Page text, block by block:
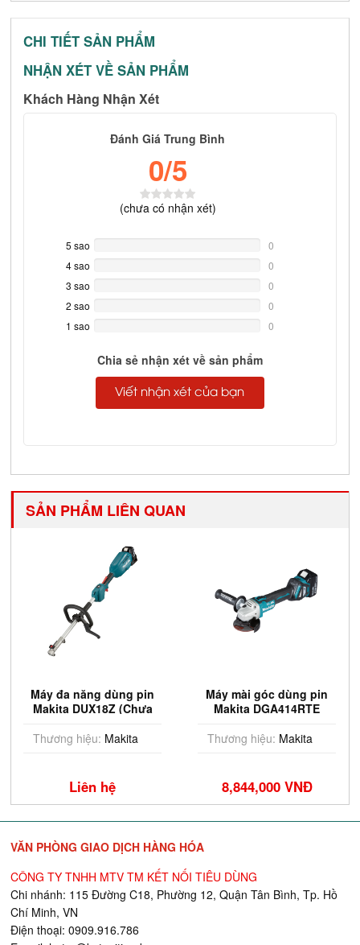
CHI TIẾT SẢN PHẨM
NHẬN XÉT VỀ SẢN PHẨM
Khách Hàng Nhận Xét
Đánh Giá Trung Bình
0/5
(chưa có nhận xét)
5 sao
Complete
0
4 sao
Complete
0
3 sao
Complete
0
2 sao
Complete
0
1 sao
0
Chia sẻ nhận xét về sản phẩm
Viết nhận xét của bạn
SẢN PHẨM LIÊN QUAN
Máy đa năng dùng pin
Makita DUX18Z (Chưa
Thương hiệu: Makita
Liên hệ
Máy mài góc dùng pin
Makita DGA414RTE
trượt/AWS/BL) (18V)
Thương hiệu: Makita
8,844,000 VNĐ
VĂN PHÒNG GIAO DỊCH HÀNG HÓA
CÔNG TY TNHH MTV TM KẾT NỐI TIÊU DÙNG
Chi nhánh: 115 Đường C18, Phường 12, Quận Tân Bình, Tp. Hồ
Chí Minh, VN
Điện thoại: 0909.916.786